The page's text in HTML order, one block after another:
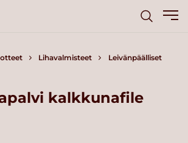
Lihavalmisteet Leivänpäälliset
kalkkunafile